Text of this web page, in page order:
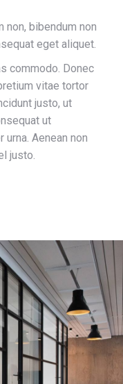
non, bibendum non
eget aliquet.
commodo. Donec
vitae tortor
justo, ut
ut
Aenean non
justo.